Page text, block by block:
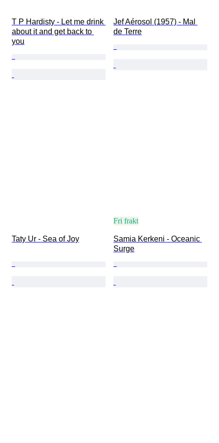
T P Hardisty - Let me drink
about it and get back to
you
Jef Aérosol (1957) - Mal
de Terre
Taty Ur - Sea of Joy
Fri frakt
Samia Kerkeni - Oceanic
Surge